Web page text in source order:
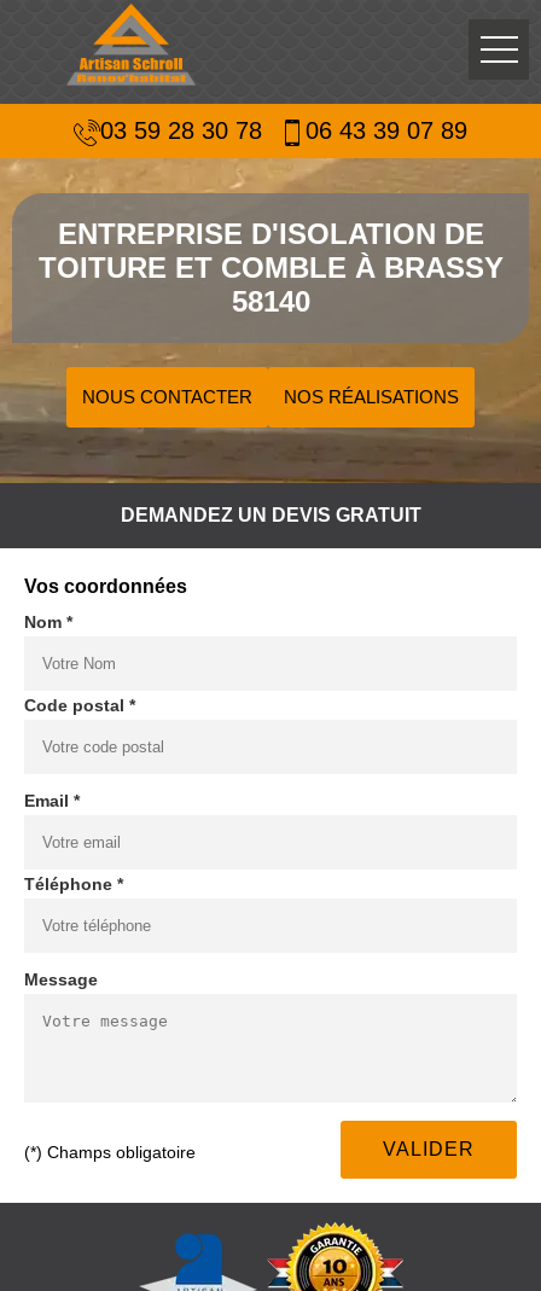
03 59 28 30 78 06 43 39 07 89
ENTREPRISE D'ISOLATION DE
TOITURE ET COMBLE À BRASSY
58140
NOUS CONTACTER NOS RÉALISATIONS
DEMANDEZ UN DEVIS GRATUIT
Vos coordonnées
Nom *
Code postal *
Email *
Téléphone *
Message
(*) Champs obligatoire